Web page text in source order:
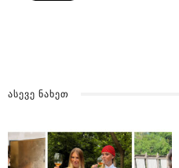
ᲐᲡᲔᲕᲔ ᲜᲐᲮᲔᲗ